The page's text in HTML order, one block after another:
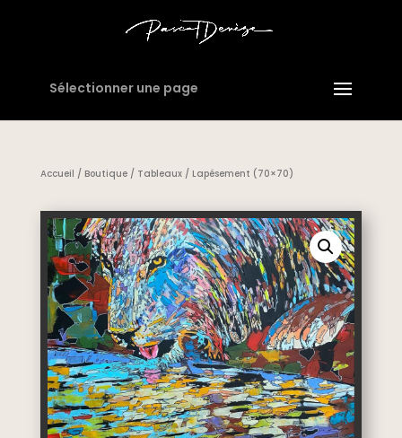
Sélectionner une page
Accueil / Boutique/ Tableaux/ Lapésement (70×70)